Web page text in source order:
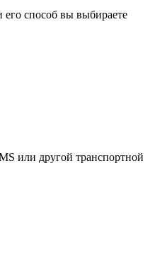
его способ вы выбираете
или другой транспортной